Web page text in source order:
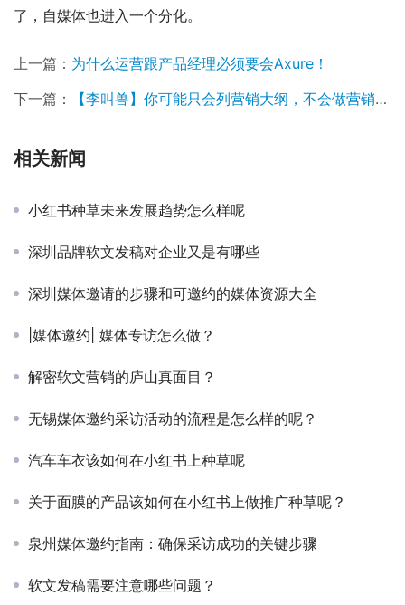
了，自媒体也进入一个分化。
上一篇： 为什么运营跟产品经理必须要会Axure！
下一篇：
【李叫兽】你可能只会列营销大纲，不会做营销计划
相关新闻
小红书种草未来发展趋势怎么样呢
深圳品牌软文发稿对企业又是有哪些
深圳媒体邀请的步骤和可邀约的媒体资源大全
|媒体邀约| 媒体专访怎么做？
解密软文营销的庐山真面目？
无锡媒体邀约采访活动的流程是怎么样的呢？
汽车车衣该如何在小红书上种草呢
关于面膜的产品该如何在小红书上做推广种草呢？
泉州媒体邀约指南：确保采访成功的关键步骤
软文发稿需要注意哪些问题？